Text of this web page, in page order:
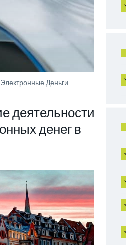
Деньги
деятельности по
денег в